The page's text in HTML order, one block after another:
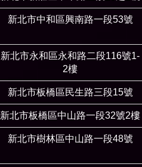
新北市中和區興南路一段53號
新北市永和區永和路二段116號1-
2樓
新北市板橋區民生路三段15號
新北市板橋區中山路一段32號2樓
新北市樹林區中山路一段48號